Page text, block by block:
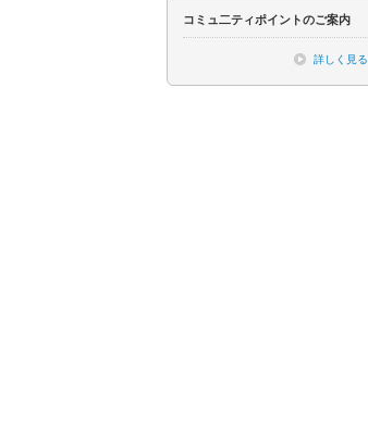
コミュ二ティポイントのご案内
詳しく見る